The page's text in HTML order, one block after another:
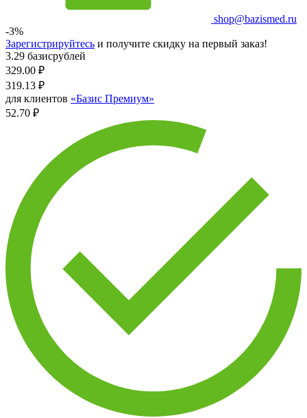
shop@bazismed.ru
-3%
Зарегистрируйтесь и получите скидку на первый заказ!
3.29 базисрублей
329.00 ₽
319.13 ₽
для клиентов «Базис Премиум»
52.70 ₽